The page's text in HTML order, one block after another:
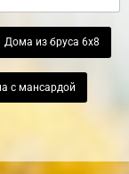
Дома из бруса 6х8
с мансардой